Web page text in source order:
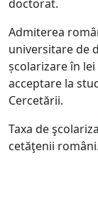
doctorat.
Admiterea
universitare de
școlarizare în
acceptare la
Cercetării.
Taxa de
cetăţenii români.